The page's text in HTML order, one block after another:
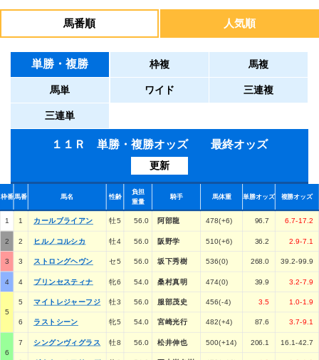
馬番順 人気順
単勝・複勝 枠複 馬複
馬単 ワイド 三連複
三連単
１１Ｒ 単勝・複勝オッズ 最終オッズ
更新
枠番馬番 馬名 性齢
負担
重量
騎手 馬体重 単勝オッズ 複勝オッズ
1 1 カールブライアン 牡5 56.0 阿部龍 478(+6) 96.7 6.7-17.2
2 2 ヒルノコルシカ 牡4 56.0 阪野学 510(+6) 36.2 2.9-7.1
3 3 ストロングヘヴン セ5 56.0 坂下秀樹 536(0) 268.0 39.2-99.9
4 4 プリンセスティナ 牝6 54.0 桑村真明 474(0) 39.9 3.2-7.9
5
5 マイトレジャーフジ 牡3 56.0 服部茂史 456(-4) 3.5 1.0-1.9
6 ラストシーン 牝5 54.0 宮崎光行 482(+4) 87.6 3.7-9.1
6
7 シングンヴィグラス 牡8 56.0 松井伸也 500(+14) 206.1 16.1-42.7